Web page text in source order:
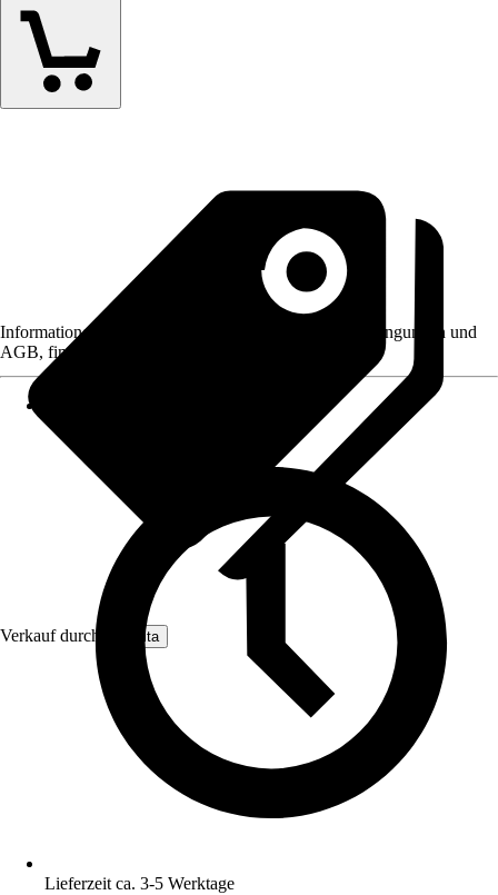
Verkauf durch: Nomita
Informationen des Verkäufers, wie z. B. Rückgabebedingungen und
AGB, finden Sie bei Klick auf den Verkäufernamen.
Lieferzeit ca. 3-5 Werktage